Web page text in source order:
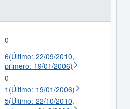
0
6(Último: 22/09/2010,
primero: 19/01/2006)
0
1(Último: 19/01/2006)
5(Último: 22/10/2010,